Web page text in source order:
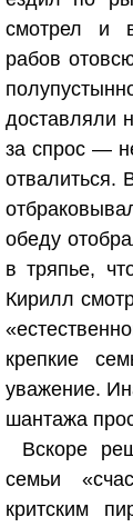
смотрел и
рабов
доставляли
за спрос —
отвалиться.
обеду
в тряпье,
Кирилл
крепкие
уважение.
шантажа
Вскоре
семьи
критским